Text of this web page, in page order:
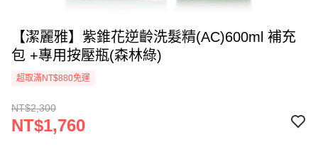
【潔麗雅】紫錐花逆齡洗髮精(AC)600ml 補充
包 +專用按壓瓶(森林綠)
超取滿NT$880免運
NT$2,300
NT$1,760